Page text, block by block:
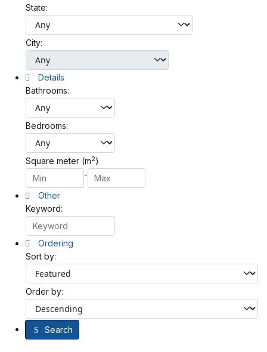
State:
City:
Details
Bathrooms:
Bedrooms:
Square meter (m2)
-
Other
Keyword:
Ordering
Sort by:
Order by:
Search